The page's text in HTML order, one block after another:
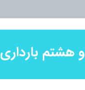
هشتم بارداری